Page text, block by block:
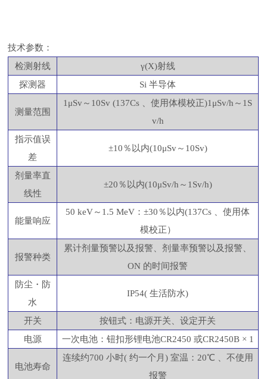
技术参数：
检测射线
γ(X)射线
探测器
Si 半导体
测量范围
1μSv～10Sv (137Cs 、使用体模校正)1μSv/h～1S
v/h
指示值误
差
±10％以内(10μSv～10Sv)
剂量率直
线性
±20％以内(10μSv/h～1Sv/h)
能量响应
50 keV～1.5 MeV：±30％以内(137Cs 、使用体
模校正）
报警种类
累计剂量预警以及报警、剂量率预警以及报警、
ON 的时间报警
防尘・防
水
IP54( 生活防水)
开关
按钮式：电源开关、设定开关
电源
一次电池：钮扣形锂电池CR2450 或CR2450B × 1
电池寿命
连续约700 小时( 约一个月) 室温：20℃ 、不使用
报警